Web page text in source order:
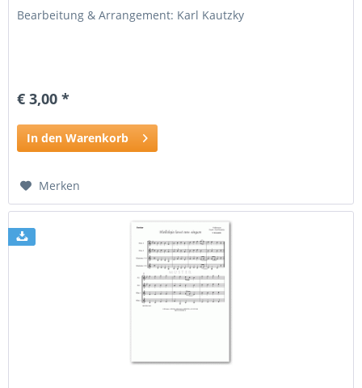
Bearbeitung & Arrangement: Karl Kautzky
€ 3,00 *
In den Warenkorb
Merken